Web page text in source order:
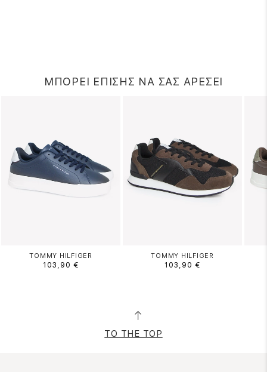
ΜΠΟΡΕΙ ΕΠΙΣΗΣ ΝΑ ΣΑΣ ΑΡΕΣΕΙ
TOMMY HILFIGER
103,90 €
TOMMY HILFIGER
103,90 €
TO THE TOP